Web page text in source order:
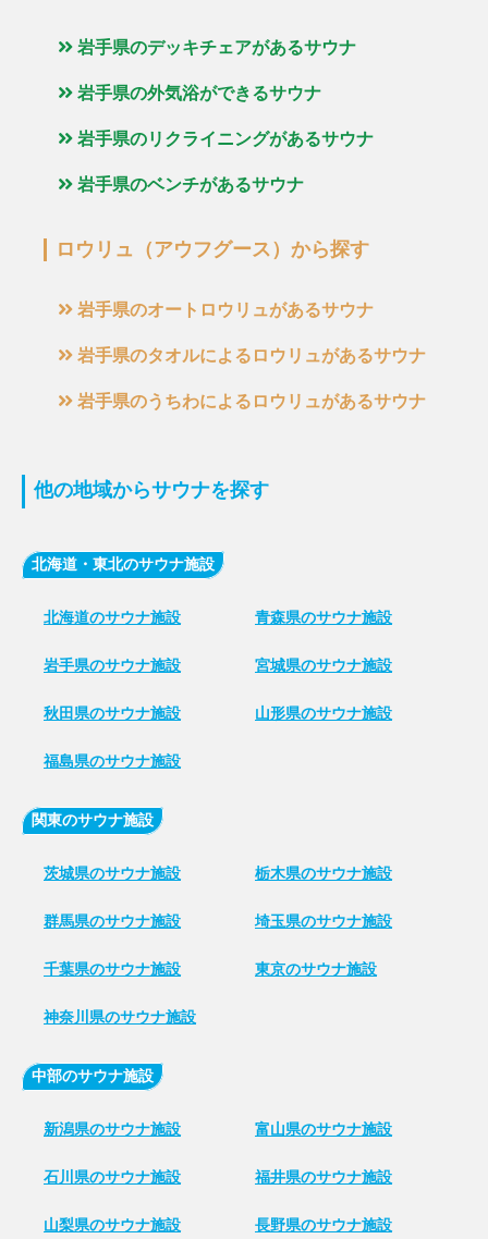
岩手県のデッキチェアがあるサウナ
岩手県の外気浴ができるサウナ
岩手県のリクライニングがあるサウナ
岩手県のベンチがあるサウナ
ロウリュ（アウフグース）から探す
岩手県のオートロウリュがあるサウナ
岩手県のタオルによるロウリュがあるサウナ
岩手県のうちわによるロウリュがあるサウナ
他の地域からサウナを探す
北海道・東北のサウナ施設
北海道のサウナ施設 青森県のサウナ施設
岩手県のサウナ施設 宮城県のサウナ施設
秋田県のサウナ施設 山形県のサウナ施設
福島県のサウナ施設
関東のサウナ施設
茨城県のサウナ施設 栃木県のサウナ施設
群馬県のサウナ施設 埼玉県のサウナ施設
千葉県のサウナ施設 東京のサウナ施設
神奈川県のサウナ施設
中部のサウナ施設
新潟県のサウナ施設 富山県のサウナ施設
石川県のサウナ施設 福井県のサウナ施設
山梨県のサウナ施設 長野県のサウナ施設